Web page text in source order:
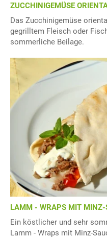
ZUCCHINIGEMÜSE
Das Zucchinigemüse
gegrilltem Fleisch oder
sommerliche Beilage.
LAMM - WRAPS MIT MINZ-
Ein köstlicher und sehr
Lamm - Wraps mit Minz-